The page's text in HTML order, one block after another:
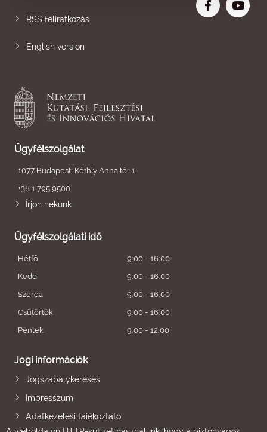
RSS feliratkozás
English version
Ügyfélszolgálat
1077 Budapest, Kéthly Anna tér 1.
+36 1 795 9500
Írjon nekünk
Ügyfélszolgálati idő
Hétfő
9:00 - 16:00
Kedd
9:00 - 16:00
Szerda
9:00 - 16:00
Csütörtök
9:00 - 16:00
Péntek
9:00 - 12:00
Jogi információk
Jogszabálykeresés
Impresszum
Adatkezelési tájékoztató